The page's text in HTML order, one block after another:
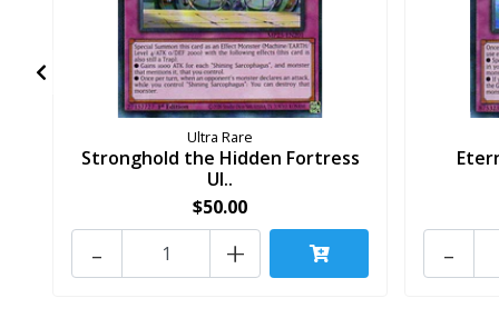
Ultra Rare
Stronghold the Hidden Fortress
Ul..
$50.00
+
- -